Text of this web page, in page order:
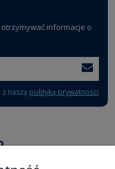
informacje o
naszą polityką prywatności